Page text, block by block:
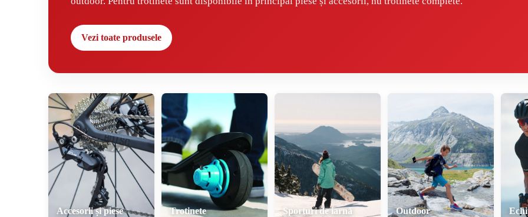
Vezi toate produsele
Accesorii și piese Trotinete Sporturi de iarnă Outdoor